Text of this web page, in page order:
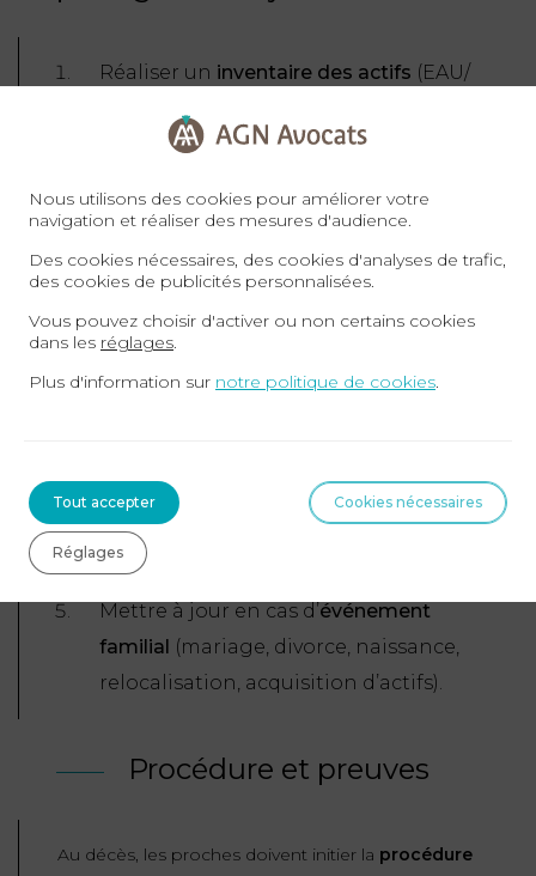
Réaliser un inventaire des actifs (EAU/
d’assurance, comptes joints.
(musulman/non‑musulman) et la
applicablesans testament.
Établir untestamentconforme
(enregistrement adéquat), prévoyant
(usufruit, fiducie, legs préférentiel,
mineurs (tutelle/curatelle) et le
financement (assurance‑vie, comptes
bloqués).
Mettre à jour en cas d’événement
familial (mariage, divorce, naissance,
relocalisation, acquisition d’actifs).
Procédure et preuves
Au décès, les proches doivent initier la procédure
Nous utilisons des cookies pour améliorer votre
navigation et réaliser des mesures d'audience.
Des cookies nécessaires, des cookies d'analyses de trafic,
des cookies de publicités personnalisées.
Vous pouvez choisir d'activer ou non certains cookies
dans les réglages.
Plus d'information sur notre politique de cookies.
Tout accepter Cookies nécessaires
Réglages